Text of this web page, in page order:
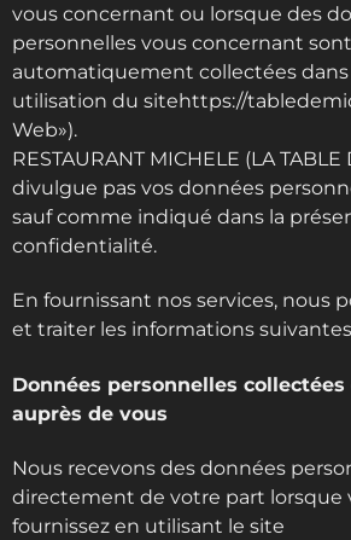
vous concernant ou lorsque des
personnelles vous concernant sont
automatiquement collectées dans
utilisation du sitehttps://
Web»).
RESTAURANT MICHELE (LA
divulgue pas vos données
sauf comme indiqué dans la
confidentialité.
En fournissant nos services, nous
et traiter les informations
Données personnelles
auprès de vous
Nous recevons des données
directement de votre part lorsque
fournissez en utilisant le site